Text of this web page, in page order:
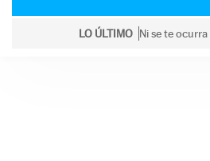
LO ÚLTIMO Ni se te